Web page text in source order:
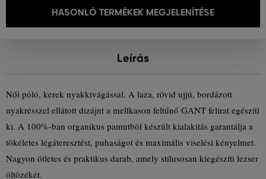
HASONLÓ TERMÉKEK MEGJELENÍTÉSE
Leírás
Női póló, kerek nyakkivágással. A laza, rövid ujjú, bordázott
nyakrésszel ellátott dizájnt a mellkason feltűnő GANT felirat egészíti
ki. A 100%-ban organikus pamutból készült kialakítás garantálja a
tökéletes légáteresztést, puhaságot és maximális viselési kényelmet.
Nagyon ötletes és praktikus darab, amely stílusosan kiegészíti lezser
öltözékét.